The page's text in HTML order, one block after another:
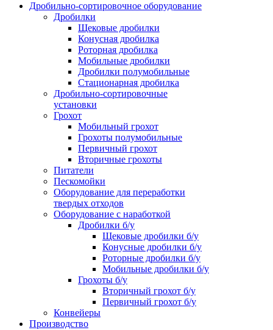
Дробильно-сортировочное оборудование
Дробилки
Щековые дробилки
Конусная дробилка
Роторная дробилка
Мобильные дробилки
Дробилки полумобильные
Стационарная дробилка
Дробильно-сортировочные
установки
Грохот
Мобильный грохот
Грохоты полумобильные
Первичный грохот
Вторичные грохоты
Питатели
Пескомойки
Оборудование для переработки
твердых отходов
Оборудование с наработкой
Дробилки б/у
Щековые дробилки б/у
Конусные дробилки б/у
Роторные дробилки б/у
Мобильные дробилки б/у
Грохоты б/у
Вторичный грохот б/у
Первичный грохот б/у
Конвейеры
Производство